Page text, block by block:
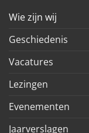
Wie zijn wij
Geschiedenis
Vacatures
Lezingen
Evenementen
Jaarverslagen